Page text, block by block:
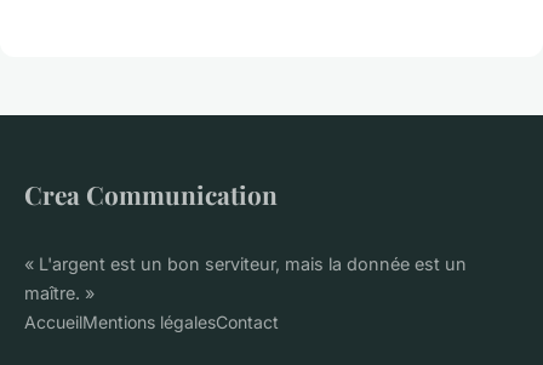
Crea Communication
« L'argent est un bon serviteur, mais la donnée est un
maître. »
AccueilMentions légalesContact